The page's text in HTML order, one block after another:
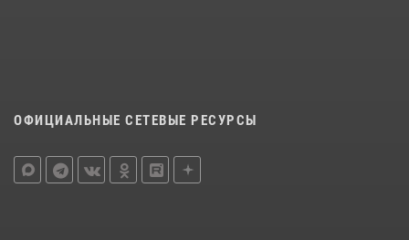
ОФИЦИАЛЬНЫЕ СЕТЕВЫЕ РЕСУРСЫ